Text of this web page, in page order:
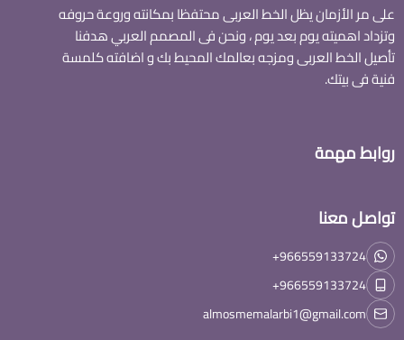
على مر الأزمان يظل الخط العربى محتفظا بمكانته وروعة حروفه
وتزداد اهميته يوم بعد يوم ، ونحن فى المصمم العربي هدفنا
تأصيل الخط العربى ومزجه بعالمك المحيط بك و اضافته كلمسة
فنية فى بيتك.
روابط مهمة
تواصل معنا
+966559133724
+966559133724
almosmemalarbi1@gmail.com